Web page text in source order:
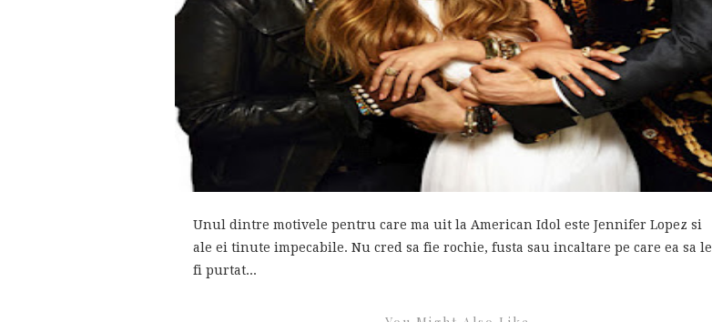
Unul dintre motivele pentru care ma uit la American Idol este Jennifer Lopez si
ale ei tinute impecabile. Nu cred sa fie rochie, fusta sau incaltare pe care ea sa le
fi purtat...